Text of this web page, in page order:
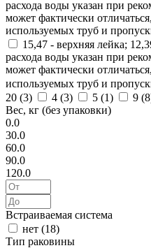
расхода воды указан при
может фактически
используемых труб и
15,47 - верхняя лейка;
расхода воды указан при
может фактически
используемых труб и
20 (3) 4 (3) 5 (1) 9 (8
Вес, кг (без упаковки)
0.0
30.0
60.0
90.0
120.0
Встраиваемая система
нет (18)
Тип раковины